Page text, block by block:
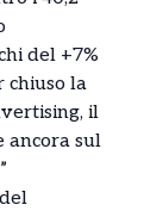
del +7%
chiuso la
il
ancora sul